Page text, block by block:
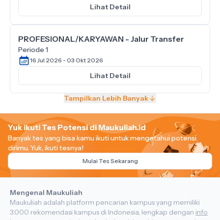
Lihat Detail
PROFESIONAL/KARYAWAN - Jalur Transfer
Periode 1
16 Jul 2026 - 03 Okt 2026
Lihat Detail
Tampilkan Lebih Banyak
Yuk ikuti Tes Potensi di Maukuliah.id
Banyak tes yang bisa kamu ikuti untuk mengetahui potensi
dirimu.Yuk, ikuti tesnya!
Mulai Tes Sekarang
Mengenal Maukuliah
Maukuliah adalah platform pencarian kampus yang memiliki
3.000 rekomendasi kampus di Indonesia, lengkap dengan info